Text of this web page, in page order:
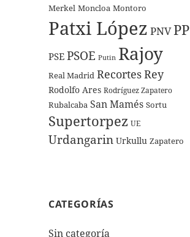
Merkel Moncloa Montoro
Patxi López PNVPP
PSE PSOE Putin Rajoy
Real Madrid RecortesRey
Rodolfo Ares Rodríguez Zapatero
Rubalcaba San Mamés Sortu
Supertorpez UE
Urdangarin Urkullu Zapatero
CATEGORÍAS
Sin categoría